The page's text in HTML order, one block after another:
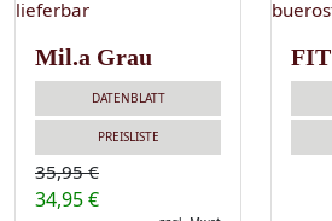
Mil.a Grau
DATENBLATT
PREISLISTE
35,95 €
34,95 €
FIT